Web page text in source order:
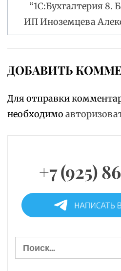
“1С:Бухгалтерия 8.
ИП Иноземцева
ДОБАВИТЬ
Для отправки
необходимо
+7 (925)
Найти: